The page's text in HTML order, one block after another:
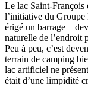
Le lac Saint-François
l’initiative du Groupe
érigé un barrage –
naturelle de l’endroit
Peu à peu, c’est
terrain de camping
lac artificiel ne
était d’une limpidité